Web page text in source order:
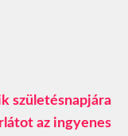
születésnapjára
az ingyenes